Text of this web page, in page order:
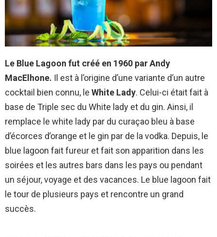
Le Blue Lagoon fut créé en 1960 par Andy
MacElhone. Il est à l’origine d’une variante d’un autre
cocktail bien connu, le White Lady. Celui-ci était fait à
base de Triple sec du White lady et du gin. Ainsi, il
remplace le white lady par du curaçao bleu à base
d’écorces d’orange et le gin par de la vodka. Depuis, le
blue lagoon fait fureur et fait son apparition dans les
soirées et les autres bars dans les pays ou pendant
un séjour, voyage et des vacances. Le blue lagoon fait
le tour de plusieurs pays et rencontre un grand
succès.